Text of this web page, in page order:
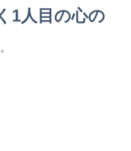
1人目の心の